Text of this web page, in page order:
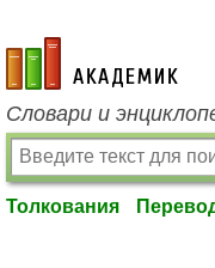
academic.ru
Словари и
Толкования